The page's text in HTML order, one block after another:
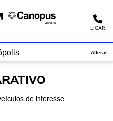
LIGAR
Alterar
de interesse